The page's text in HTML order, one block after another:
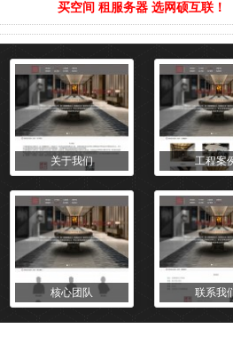
买空间 租服务器 选网硕互联！
关于我们 工程案
核心团队 联系我